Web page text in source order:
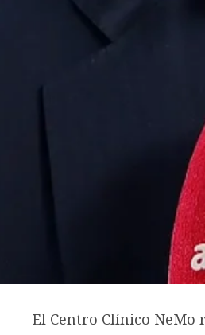
El Centro Clínico